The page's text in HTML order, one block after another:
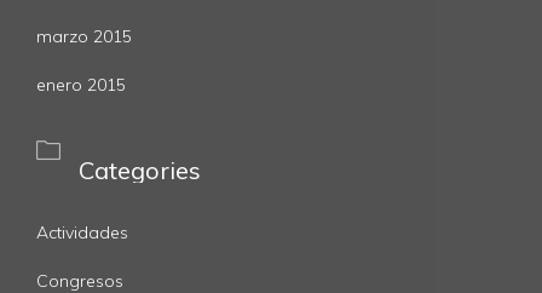
marzo 2015
enero 2015

Categories
Actividades
Congresos